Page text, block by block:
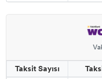
Taksit Sayısı